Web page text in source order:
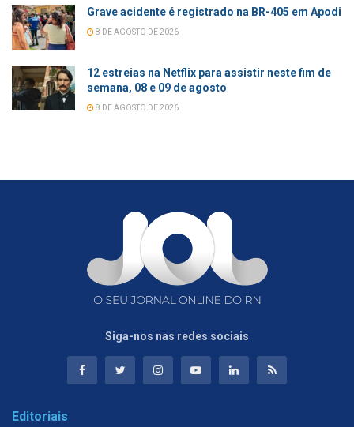
Grave acidente é registrado na BR-405 em Apodi
8 DE AGOSTO DE 2026
12 estreias na Netflix para assistir neste fim de
semana, 08 e 09 de agosto
8 DE AGOSTO DE 2026
Siga-nos nas redes sociais
Editoriais